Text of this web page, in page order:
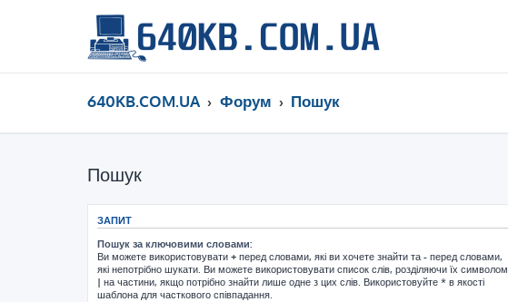
640KB.COM.UA Форум Пошук
Пошук
ЗАПИТ
Пошук за ключовими словами:
Ви можете використовувати + перед словами, які ви хочете знайти та - перед словами,
які непотрібно шукати. Ви можете використовувати список слів, розділяючи їх символом
| на частини, якщо потрібно знайти лише одне з цих слів. Використовуйте * в якості
шаблона для часткового співпадання.